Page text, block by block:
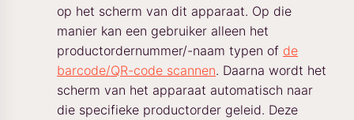
op het scherm van dit apparaat. Op die
manier kan een gebruiker alleen het
productordernummer/-naam typen of de
barcode/QR-code scannen. Daarna wordt het
scherm van het apparaat automatisch naar
die specifieke productorder geleid. Deze